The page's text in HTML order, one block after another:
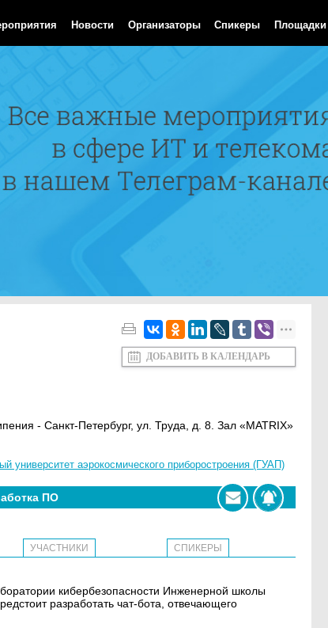
Новости Организаторы Спикеры Площадки
ДОБАВИТЬ В КАЛЕНДАРЬ
- Санкт-Петербург, ул. Труда, д. 8. Зал «MATRIX»
университет аэрокосмического приборостроения (ГУАП)
ПО
УЧАСТНИКИ СПИКЕРЫ
кибербезопасности Инженерной школы
разработать чат-бота, отвечающего